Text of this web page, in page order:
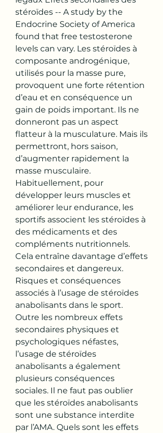
stéroïdes -- A study by the
Endocrine Society of America
found that free testosterone
levels can vary. Les stéroïdes à
composante androgénique,
utilisés pour la masse pure,
provoquent une forte rétention
d’eau et en conséquence un
gain de poids important. Ils ne
donneront pas un aspect
flatteur à la musculature. Mais ils
permettront, hors saison,
d’augmenter rapidement la
masse musculaire.
Habituellement, pour
développer leurs muscles et
améliorer leur endurance, les
sportifs associent les stéroïdes à
des médicaments et des
compléments nutritionnels.
Cela entraîne davantage d’effets
secondaires et dangereux.
Risques et conséquences
associés à l’usage de stéroïdes
anabolisants dans le sport.
Outre les nombreux effets
secondaires physiques et
psychologiques néfastes,
l’usage de stéroïdes
anabolisants a également
plusieurs conséquences
sociales. Il ne faut pas oublier
que les stéroïdes anabolisants
sont une substance interdite
par l’AMA. Quels sont les effets